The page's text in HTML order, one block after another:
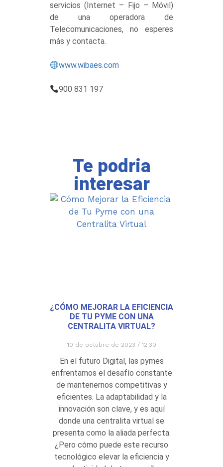
servicios (Internet – Fijo – Móvil)
de una operadora de
Telecomunicaciones, no esperes
más y contacta.
www.wibaes.com
900 831 197
Te podria
interesar
¿CÓMO MEJORAR LA EFICIENCIA
DE TU PYME CON UNA
CENTRALITA VIRTUAL?
10 de octubre de 2023 12:30
En el futuro Digital, las pymes
enfrentamos el desafío constante
de mantenernos competitivas y
eficientes. La adaptabilidad y la
innovación son clave, y es aquí
donde una centralita virtual se
presenta como la aliada perfecta.
¿Pero cómo puede este recurso
tecnológico elevar la eficiencia y